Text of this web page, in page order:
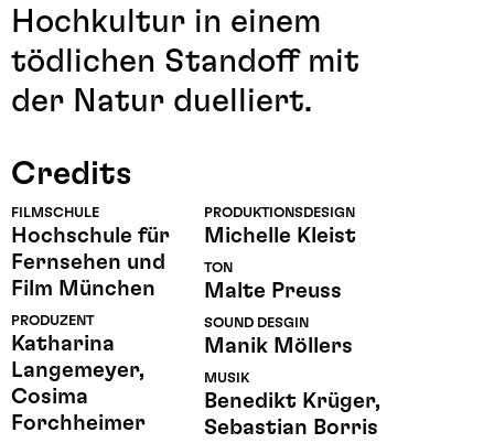
Hochkultur in einem
tödlichen Standoff mit
der Natur duelliert.
Credits
FILMSCHULE
Hochschule für
Fernsehen und
Film München
PRODUZENT
Katharina
Langemeyer,
Cosima
Forchheimer
PRODUKTIONSDESIGN
Michelle Kleist
TON
Malte Preuss
SOUND DESGIN
Manik Möllers
MUSIK
Benedikt Krüger,
Sebastian Borris